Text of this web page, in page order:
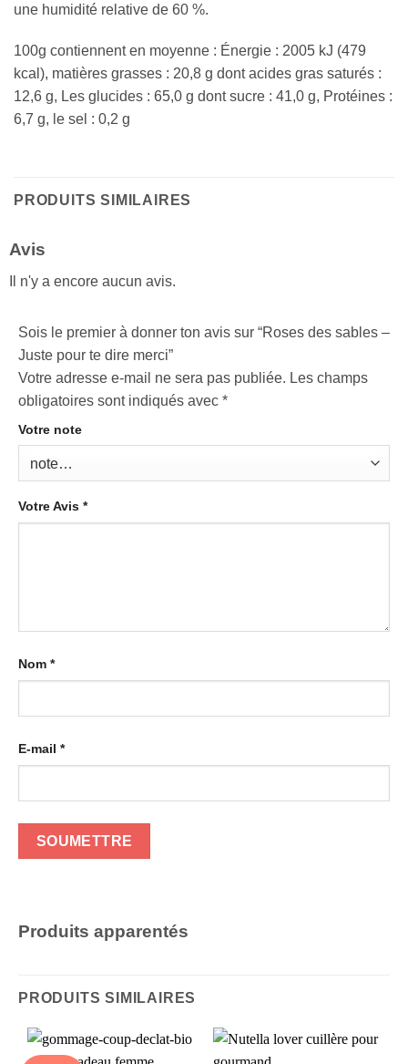
une humidité relative de 60 %.
100g contiennent en moyenne : Énergie : 2005 kJ (479
kcal), matières grasses : 20,8 g dont acides gras saturés :
12,6 g, Les glucides : 65,0 g dont sucre : 41,0 g, Protéines :
6,7 g, le sel : 0,2 g
PRODUITS SIMILAIRES
Avis
Il n'y a encore aucun avis.
Sois le premier à donner ton avis sur “Roses des sables –
Juste pour te dire merci”
Votre adresse e-mail ne sera pas publiée. Les champs
obligatoires sont indiqués avec *
Votre note
Votre Avis *
Nom *
E-mail *
Produits apparentés
PRODUITS SIMILAIRES